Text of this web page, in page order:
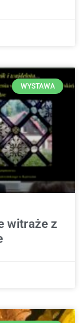
WYSTAWA
witraże z